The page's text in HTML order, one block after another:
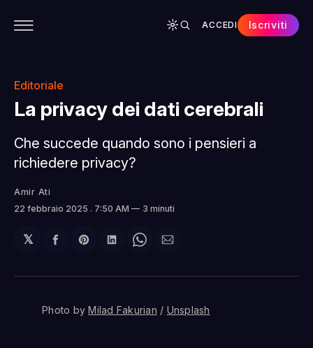
ACCEDI Iscriviti
Editoriale
La privacy dei dati cerebrali
Che succede quando sono i pensieri a
richiedere privacy?
Amir Ati
22 febbraio 2025 . 7:50 AM 3 minuti
𝕏
Condividi
Facebook
Share
Pinterest
Condividi
LinkedIn
Share
WhatsApp
Condividi
email
Photo by Milad Fakurian / Unsplash